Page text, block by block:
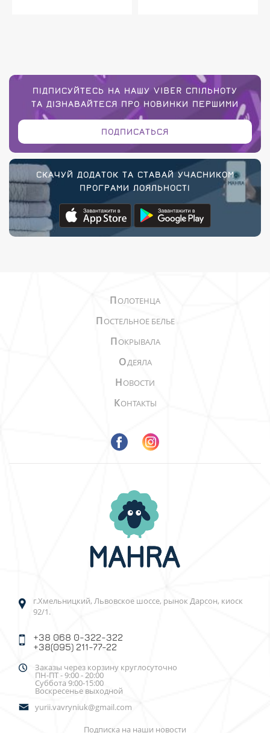
ПІДПИСУЙТЕСЬ НА НАШУ VIBER СПІЛЬНОТУ
ТА ДІЗНАВАЙТЕСЯ ПРО НОВИНКИ ПЕРШИМИ
ПОДПИСАТЬСЯ
СКАЧУЙ ДОДАТОК ТА СТАВАЙ УЧАСНИКОМ
ПРОГРАМИ ЛОЯЛЬНОСТІ
ПОЛОТЕНЦА
ПОСТЕЛЬНОЕ БЕЛЬЕ
ПОКРЫВАЛА
ОДЕЯЛА
НОВОСТИ
КОНТАКТЫ
г.Хмельницкий, Львовское шоссе, рынок Дарсон, киоск
92/1.
+38 068 0-322-322
+38(095) 211-77-22
Заказы через корзину круглосуточно
ПН-ПТ - 9:00 - 20:00
Суббота 9:00-15:00
Воскресенье выходной
yurii.vavryniuk@gmail.com
Подписка на наши новости